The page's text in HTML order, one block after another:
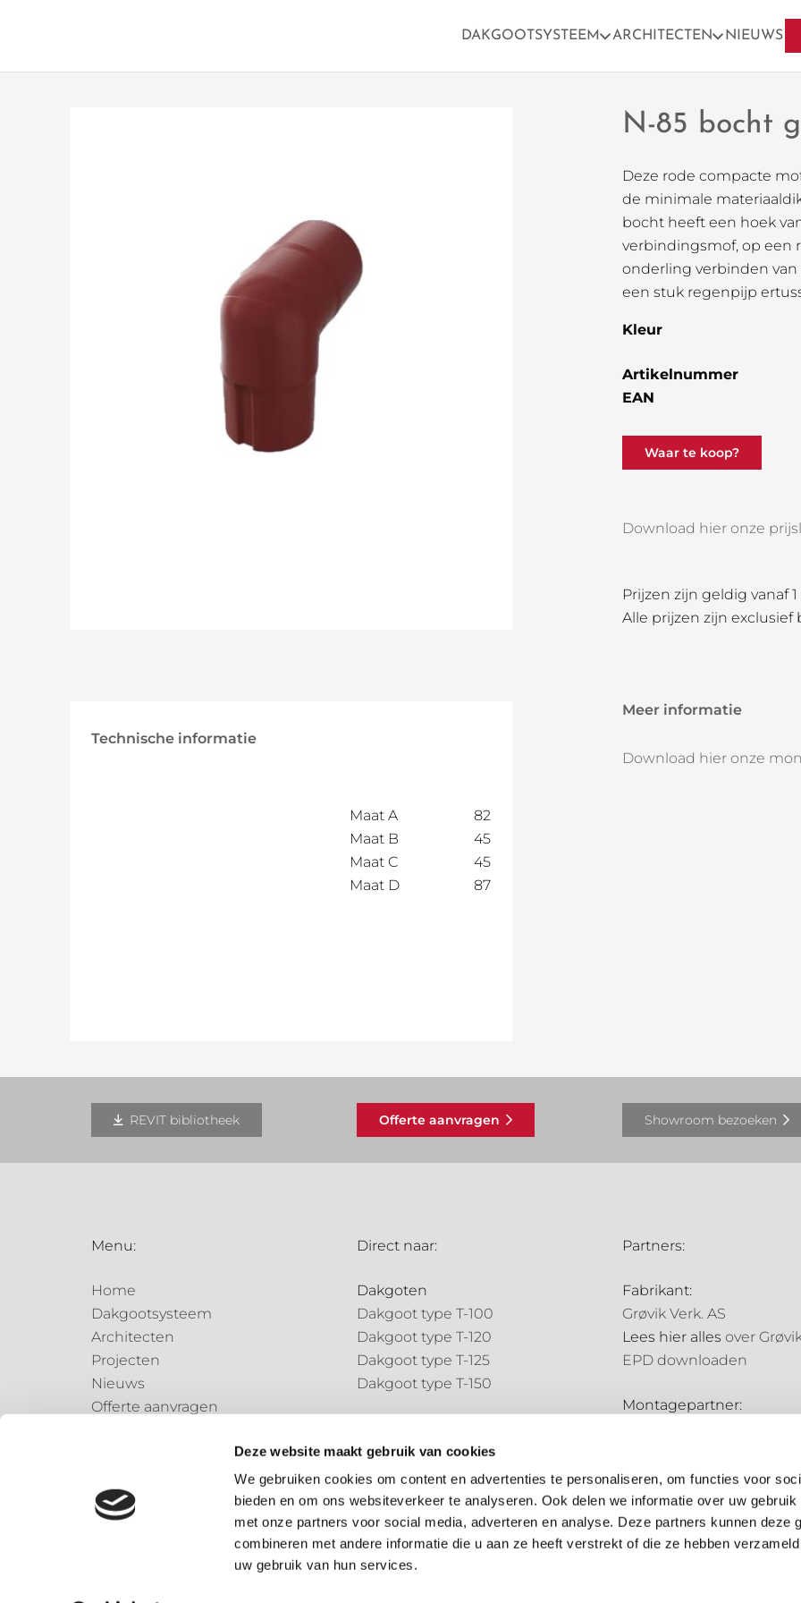
Deze website maakt gebruik van cookies
We gebruiken cookies om content en advertenties te personaliseren, om functies voor
bieden en om ons websiteverkeer te analyseren. Ook delen we informatie over uw
met onze partners voor social media, adverteren en analyse. Deze partners kunnen deze
combineren met andere informatie die u aan ze heeft verstrekt of die ze hebben
uw gebruik van hun services.
DAKGOOTSYSTEEM ARCHITECTEN NIEUWS
N-85 bocht
Deze rode compacte
de minimale
bocht heeft een hoek
verbindingsmof, op een
onderling verbinden
een stuk regenpijp
Kleur
Artikelnummer
EAN
Waar te koop?
Download hier onze
Prijzen zijn geldig vanaf
Alle prijzen zijn exclusief
Technische informatie
Maat A
82
Maat B
45
Maat C
45
Maat D
87
Meer informatie
Download hier onze
REVIT bibliotheek Offerte aanvragen Showroom bezoeken
Menu:
Home
Dakgootsysteem
Architecten
Projecten
Nieuws
Offerte aanvragen
Direct naar:
Dakgoten
Dakgoot type T-100
Dakgoot type T-120
Dakgoot type T-125
Dakgoot type T-150
Regenpijp type N-70
Regenpijp type N-85
Speciale onderdelen
Speciale onderdelen
Partners:
Fabrikant:
Grøvik Verk. AS
Lees hier alles over
EPD downloaden
Montagepartner:
Distributiepartners:
Bouwmarkt NL
Hubo